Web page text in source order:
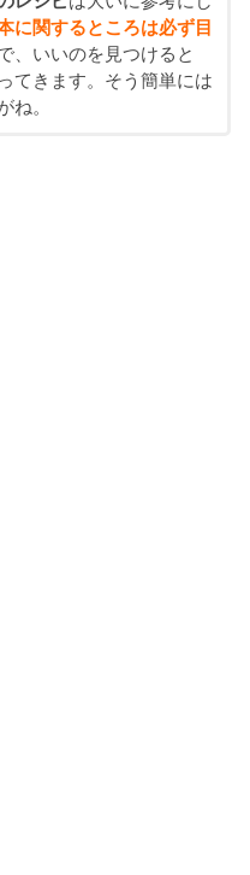
に関するところは必ず目
、いいのを見つけると
てきます。そう簡単には
ね。